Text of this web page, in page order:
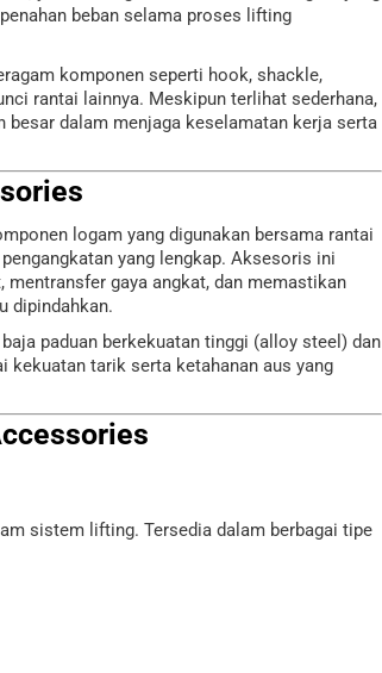
beban selama proses lifting
komponen seperti hook, shackle,
rantai lainnya. Meskipun terlihat sederhana,
dalam menjaga keselamatan kerja serta
logam yang digunakan bersama rantai
yang lengkap. Aksesoris ini
mentransfer gaya angkat, dan memastikan
dipindahkan.
paduan berkekuatan tinggi (alloy steel) dan
tarik serta ketahanan aus yang
sistem lifting. Tersedia dalam berbagai tipe